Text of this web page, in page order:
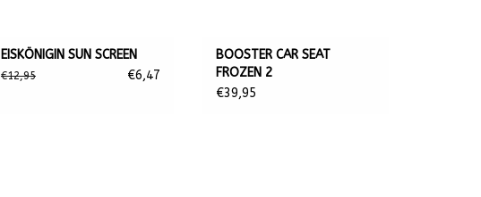
EISKÖNIGIN SUN SCREEN
€12,95 €6,47
BOOSTER CAR SEAT
FROZEN 2
€39,95